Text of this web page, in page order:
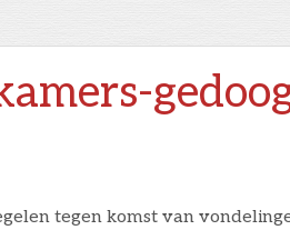
tegen komst van